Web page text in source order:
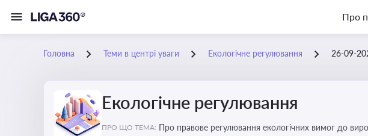
Про
Головна Теми в центрі уваги Екологічне регулювання 26-09-
Екологічне регулювання
ПРО ЩО ТЕМА: Про правове регулювання екологічних вимог до